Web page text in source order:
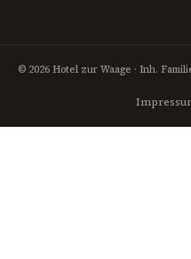
© 2026 Hotel zur Waage · Inh.